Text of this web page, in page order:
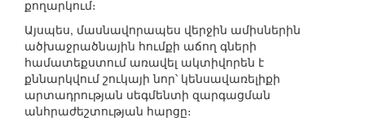
քողարկում։
Այսպես, մասնավորապես վերջին ամիսներին
ածխաջրածնային հումքի աճող գների
համատեքստում առավել ակտիվորեն է
քննարկվում շուկայի նոր՝ կենսավառելիքի
արտադրության սեգմենտի զարգացման
անհրաժեշտության հարցը։